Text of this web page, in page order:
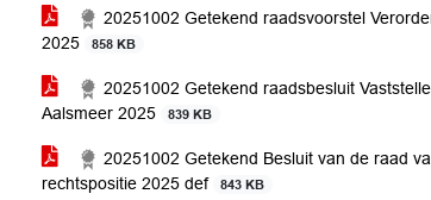
20251002 Getekend raadsvoorstel
2025
858 KB
20251002 Getekend raadsbesluit
Aalsmeer 2025
839 KB
20251002 Getekend Besluit van de raad
rechtspositie 2025 def
843 KB